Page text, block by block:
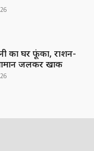
का घर फूंका, राशन-
जलकर खाक